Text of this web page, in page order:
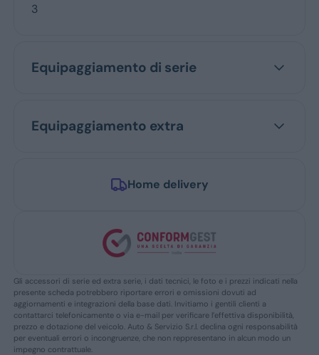
3
Equipaggiamento di serie
Equipaggiamento extra
Home delivery
Gli accessori di serie ed extra serie, i dati tecnici, le foto e i prezzi indicati nella
presente scheda potrebbero riportare errori e omissioni dovuti ad
aggiornamenti e integrazioni della base dati. Invitiamo i gentili clienti a
contattarci telefonicamente o via e-mail per verificare l’effettiva disponibilità,
prezzo e dotazione del veicolo. Auto & Servizio S.r.l. declina ogni responsabilità
per eventuali errori o incongruenze, che non reppresentano in alcun modo un
impegno contrattuale.